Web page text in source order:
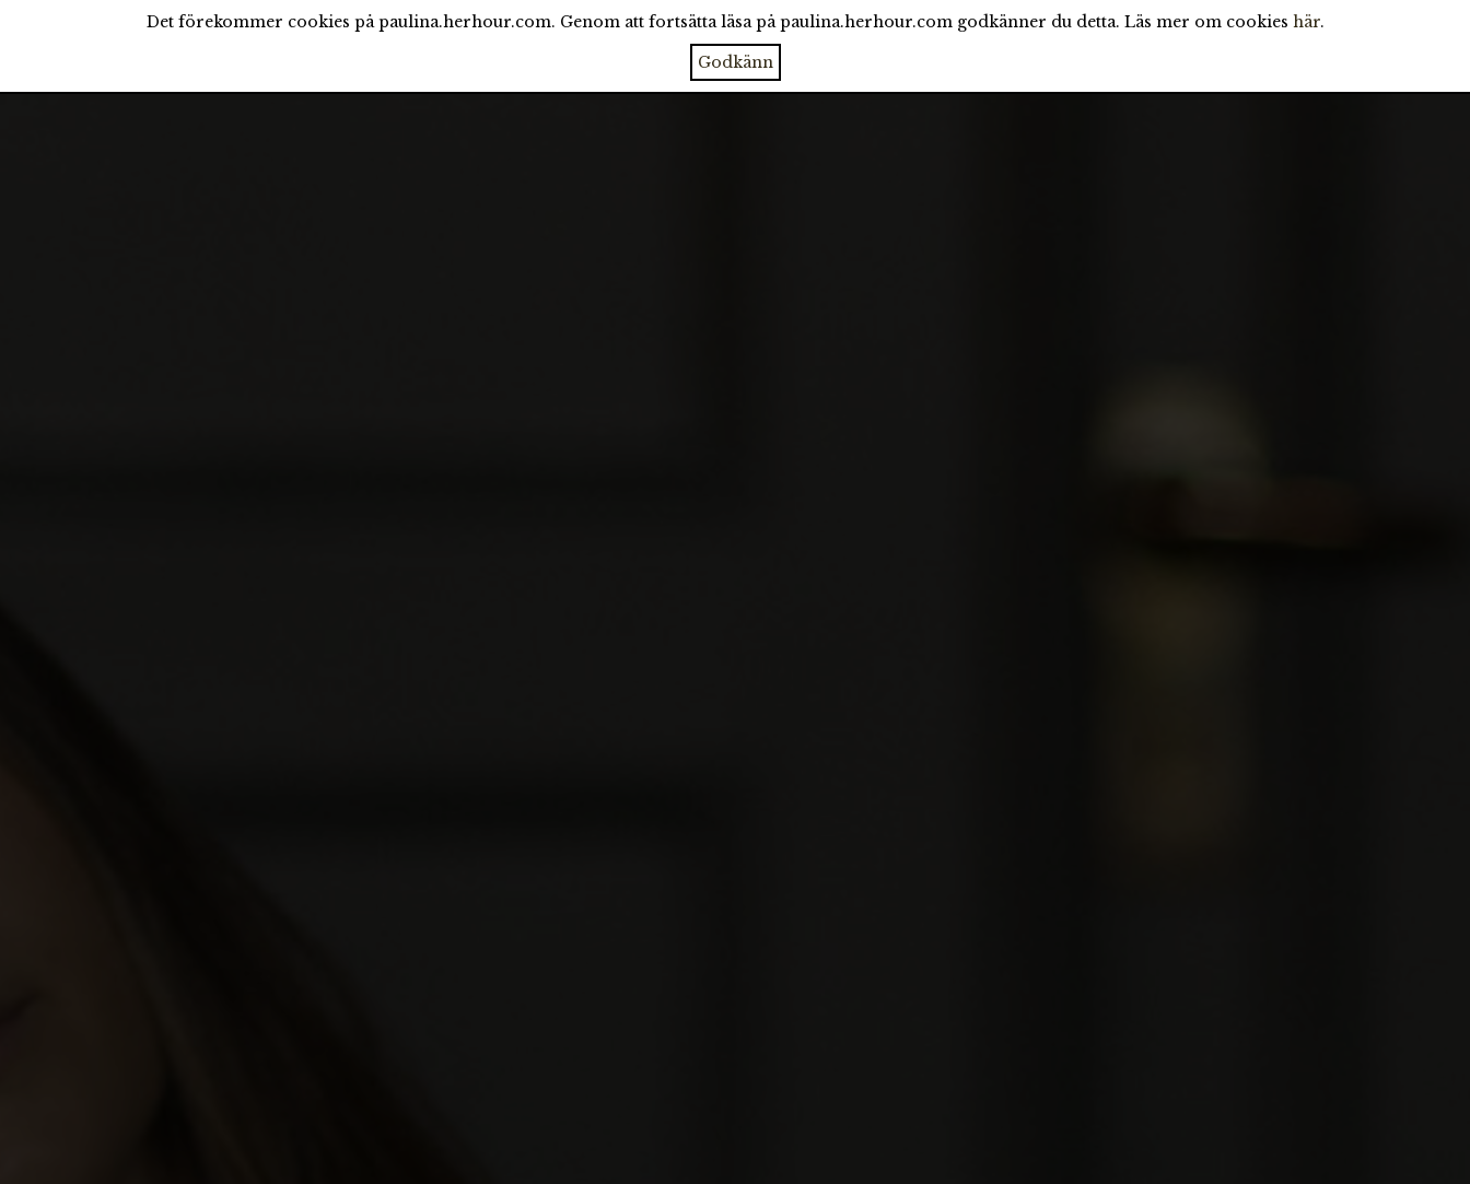
Det förekommer cookies på paulina.herhour.com. Genom att fortsätta läsa på paulina.herhour.com godkänner du detta. Läs mer om cookies här.
Godkänn
CATEGORIES ARCHIVE ABOUT